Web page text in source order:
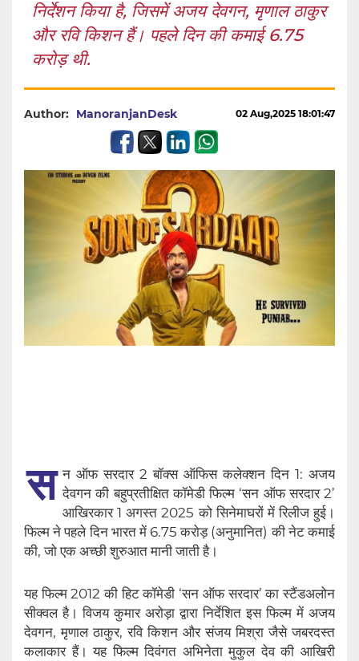
निर्देशन किया है, जिसमें अजय देवगन, मृणाल ठाकुर
और रवि किशन हैं। पहले दिन की कमाई 6.75
करोड़ थी.
Author: ManoranjanDesk 02 Aug,2025 18:01:47
स न ऑफ सरदार 2 बॉक्स ऑफिस कलेक्शन दिन 1: अजय
देवगन की बहुप्रतीक्षित कॉमेडी फिल्म ‘सन ऑफ सरदार 2’
आखिरकार 1 अगस्त 2025 को सिनेमाघरों में रिलीज हुई।
फिल्म ने पहले दिन भारत में 6.75 करोड़ (अनुमानित) की नेट कमाई
की, जो एक अच्छी शुरुआत मानी जाती है।
यह फिल्म 2012 की हिट कॉमेडी ‘सन ऑफ सरदार’ का स्टैंडअलोन
सीक्वल है। विजय कुमार अरोड़ा द्वारा निर्देशित इस फिल्म में अजय
देवगन, मृणाल ठाकुर, रवि किशन और संजय मिश्रा जैसे जबरदस्त
कलाकार हैं। यह फिल्म दिवंगत अभिनेता मुकुल देव की आखिरी